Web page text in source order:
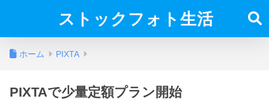
ストックフォト生活
ホーム PIXTA
PIXTAで少量定額プラン開始